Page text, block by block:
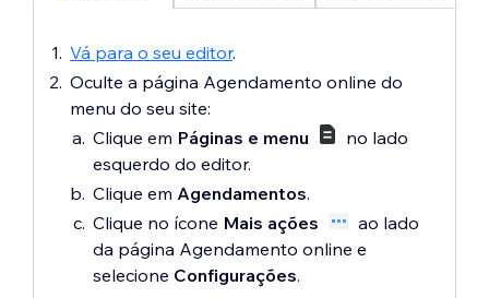
Vá para o seu editor.
Oculte a página Agendamento online do
menu do seu site:
Clique em Páginas e menu
no lado
esquerdo do editor.
Clique em Agendamentos.
Clique no ícone Mais ações
ao lado
da página Agendamento online e
selecione Configurações.